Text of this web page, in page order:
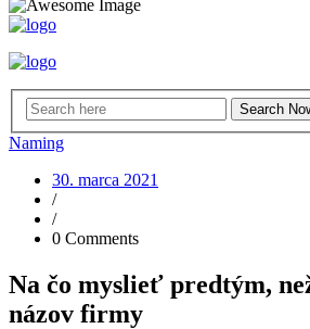
Naming
30. marca 2021
/
/
0 Comments
Na čo myslieť predtým,
názov firmy